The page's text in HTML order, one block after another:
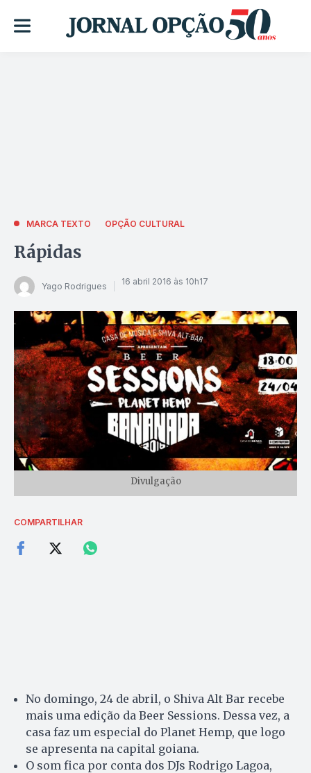
MARCA TEXTO OPÇÃO CULTURAL
Rápidas
Yago Rodrigues 16 abril 2016 às 10h17
Divulgação
COMPARTILHAR
No domingo, 24 de abril, o Shiva Alt Bar recebe
mais uma edição da Beer Sessions. Dessa vez, a
casa faz um especial do Planet Hemp, que logo
se apresenta na capital goiana.
O som fica por conta dos DJs Rodrigo Lagoa,